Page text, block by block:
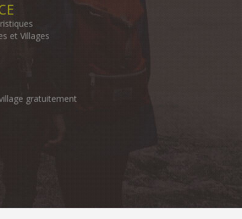
et Villages
gratuitement